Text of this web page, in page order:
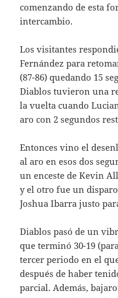
comenzando de esta
intercambio.
Los visitantes
Fernández para
(87-86) quedando 15
Diablos tuvieron una
la vuelta cuando
aro con 2 segundos
Entonces vino el
al aro en esos dos
un enceste de Kevin
y el otro fue un
Joshua Ibarra justo
Diablos pasó de un
que terminó 30-19
tercer periodo en el
después de haber
parcial. Además,